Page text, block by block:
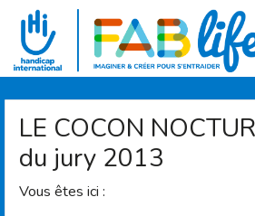
Aller au contenu principal
LE COCON
du jury 2013
Vous êtes ici :